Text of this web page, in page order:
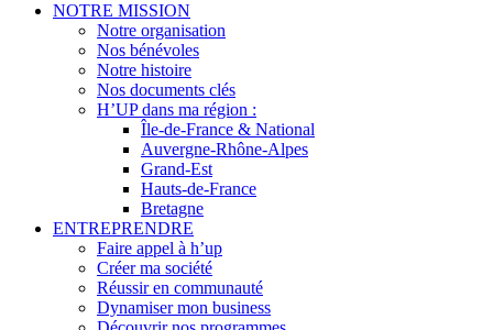
NOTRE MISSION
Notre organisation
Nos bénévoles
Notre histoire
Nos documents clés
H’UP dans ma région :
Île-de-France & National
Auvergne-Rhône-Alpes
Grand-Est
Hauts-de-France
Bretagne
ENTREPRENDRE
Faire appel à h’up
Créer ma société
Réussir en communauté
Dynamiser mon business